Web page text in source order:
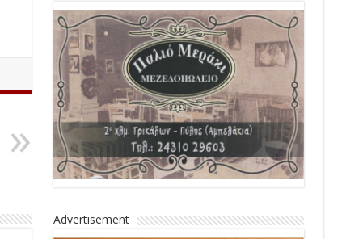
Advertisement